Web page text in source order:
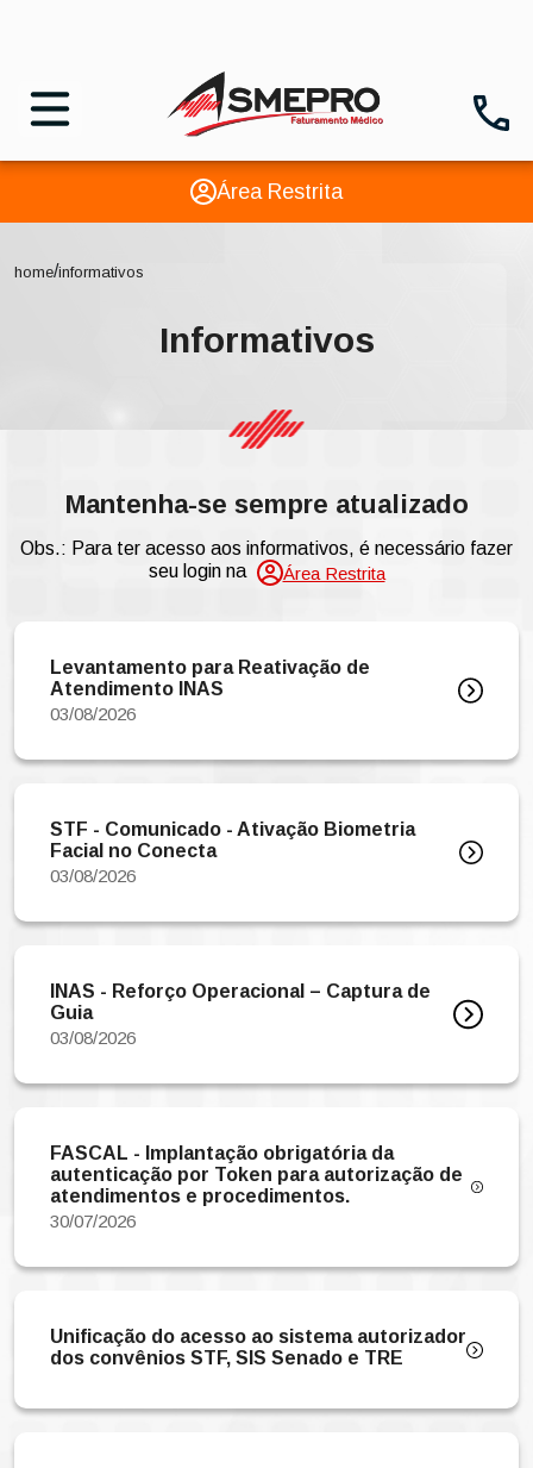
Área Restrita
home/informativos
Informativos
Mantenha-se sempre atualizado
Obs.: Para ter acesso aos informativos, é necessário fazer
seu login na
Área Restrita
Levantamento para Reativação de
Atendimento INAS
03/08/2026
STF - Comunicado - Ativação Biometria
Facial no Conecta
03/08/2026
INAS - Reforço Operacional – Captura de
Guia
03/08/2026
FASCAL - Implantação obrigatória da
autenticação por Token para autorização de
atendimentos e procedimentos.
30/07/2026
Unificação do acesso ao sistema autorizador
dos convênios STF, SIS Senado e TRE